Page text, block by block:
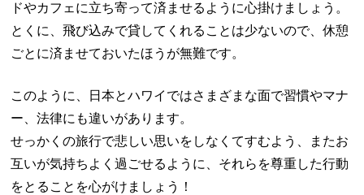
ドやカフェに立ち寄って済ませるように心掛けましょう。
とくに、飛び込みで貸してくれることは少ないので、休憩
ごとに済ませておいたほうが無難です。
このように、日本とハワイではさまざまな面で習慣やマナ
ー、法律にも違いがあります。
せっかくの旅行で悲しい思いをしなくてすむよう、またお
互いが気持ちよく過ごせるように、それらを尊重した行動
をとることを心がけましょう！